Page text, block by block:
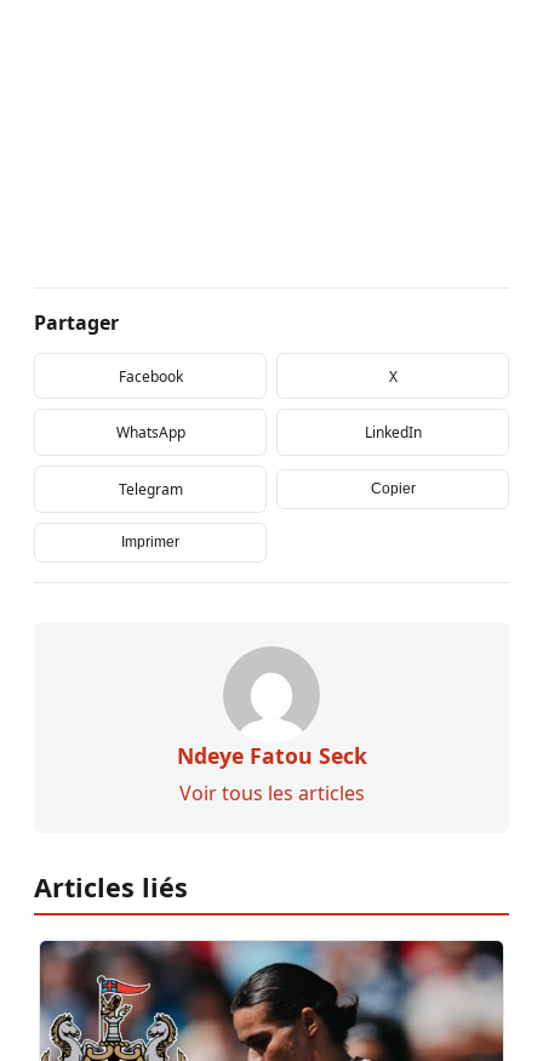
Partager
Facebook X
WhatsApp LinkedIn
Telegram Copier
Imprimer
Ndeye Fatou Seck
Voir tous les articles
Articles liés